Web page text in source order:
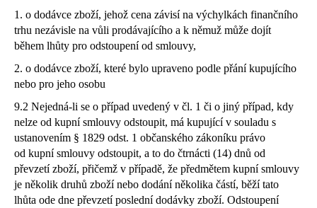
1. o dodávce zboží, jehož cena závisí na výchylkách finančního
trhu nezávisle na vůli prodávajícího a k němuž může dojít
během lhůty pro odstoupení od smlouvy,
2. o dodávce zboží, které bylo upraveno podle přání kupujícího
nebo pro jeho osobu
9.2 Nejedná-li se o případ uvedený v čl. 1 či o jiný případ, kdy
nelze od kupní smlouvy odstoupit, má kupující v souladu s
ustanovením § 1829 odst. 1 občanského zákoníku právo
od kupní smlouvy odstoupit, a to do čtrnácti (14) dnů od
převzetí zboží, přičemž v případě, že předmětem kupní smlouvy
je několik druhů zboží nebo dodání několika částí, běží tato
lhůta ode dne převzetí poslední dodávky zboží. Odstoupení